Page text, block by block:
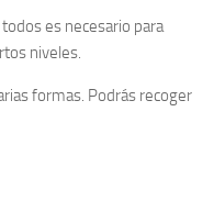
es necesario para
niveles.
formas. Podrás recoger